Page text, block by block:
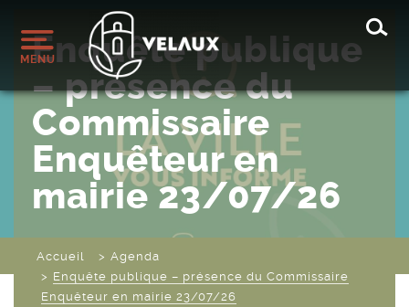
MENU
Enquête publique
– présence du
Commissaire
Enquêteur en
mairie 23/07/26
Accueil
Agenda
Enquête publique – présence du Commissaire
Enquêteur en mairie 23/07/26